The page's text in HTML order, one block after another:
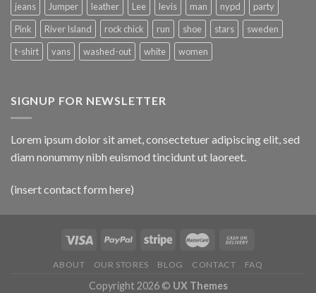
jeans
Jumper leather Lee levis man nypd
party
Pink
River Island rock chick run shoe stars
sweden
t-shirt
vans washed-out white women
SIGNUP FOR NEWSLETTER
Lorem ipsum dolor sit amet, consectetuer adipiscing elit, sed
diam nonummy nibh euismod tincidunt ut laoreet.
(insert contact form here)
ABOUT OUR STORES BLOG CONTACT FAQ
Copyright 2026 © UX Themes